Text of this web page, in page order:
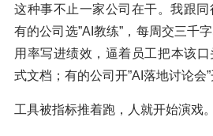
这种事不止一家公司在干。我跟同
有的公司选”AI教练”，每周交三千
用率写进绩效，逼着员工把本该
式文档；有的公司开”AI落地讨论会
工具被指标推着跑，人就开始演戏。